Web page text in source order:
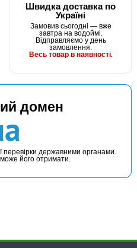
Швидка доставка по
Україні
Замовив сьогодні — вже
завтра на водоймі.
Відправляємо у день
замовлення.
Весь товар в наявності.
домен
перевірки державними органами.
його отримати.